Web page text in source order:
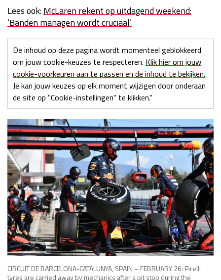
Race
zo 17:00 - 19:00
Lees ook:McLaren rekent op uitdagend weekend:
‘Banden managen wordt cruciaal’
De inhoud op deze pagina wordt momenteel geblokkeerd
om jouw cookie-keuzes te respecteren. Klik hier om jouw
cookie-voorkeuren aan te passen en de inhoud te bekijken.
Je kan jouw keuzes op elk moment wijzigen door onderaan
de site op "Cookie-instellingen" te klikken."
CIRCUIT DE BARCELONA-CATALUNYA, SPAIN – FEBRUARY 26: Pirelli
tyres are carried away by mechanics after a pit stop during the